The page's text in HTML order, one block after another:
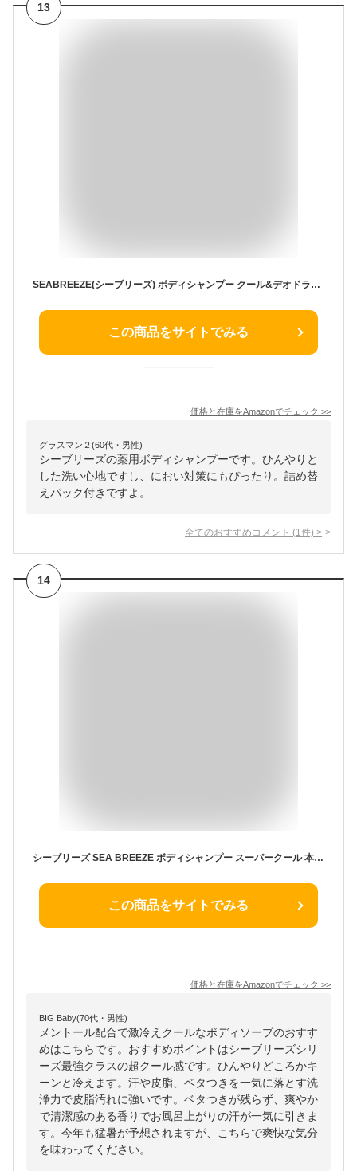
13
SEABREEZE(シーブリーズ) ボディシャンプー クール&デオドラント(医薬部外品) 本体600mL +つめかえ用400mL
この商品をサイトでみる
価格と在庫をAmazonでチェック >>
グラスマン２(60代・男性)
シーブリーズの薬用ボディシャンプーです。ひんやりと
した洗い心地ですし、におい対策にもぴったり。詰め替
えパック付きですよ。
全てのおすすめコメント (1 件) >
14
シーブリーズ SEA BREEZE ボディシャンプー スーパークール 本体 490mL×3個セット+サンプル ボディーソープ 爽快感 超クール メンズ レディース
この商品をサイトでみる
価格と在庫をAmazonでチェック >>
BIG Baby(70代・男性)
メントール配合で激冷えクールなボディソープのおすす
めはこちらです。おすすめポイントはシーブリーズシリ
ーズ最強クラスの超クール感です。ひんやりどころかキ
ーンと冷えます。汗や皮脂、ベタつきを一気に落とす洗
浄力で皮脂汚れに強いです。ベタつきが残らず、爽やか
で清潔感のある香りでお風呂上がりの汗が一気に引きま
す。今年も猛暑が予想されますが、こちらで爽快な気分
を味わってください。